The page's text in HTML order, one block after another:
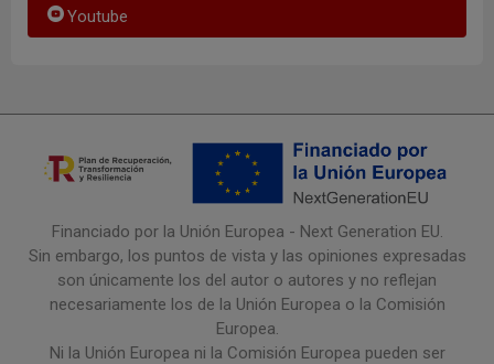
Youtube
Financiado por la Unión Europea - Next Generation EU.
Sin embargo, los puntos de vista y las opiniones expresadas
son únicamente los del autor o autores y no reflejan
necesariamente los de la Unión Europea o la Comisión
Europea.
Ni la Unión Europea ni la Comisión Europea pueden ser